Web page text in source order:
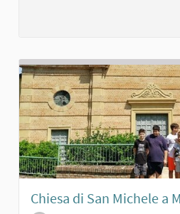
Chiesa di San Michele a